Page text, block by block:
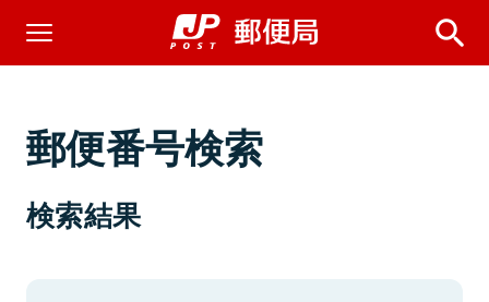
郵便番号検索
検索結果